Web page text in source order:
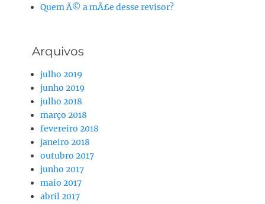
Quem Ã© a mÃ£e desse revisor?
Arquivos
julho 2019
junho 2019
julho 2018
março 2018
fevereiro 2018
janeiro 2018
outubro 2017
junho 2017
maio 2017
abril 2017